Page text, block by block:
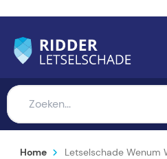
Home Letselschade Wenum